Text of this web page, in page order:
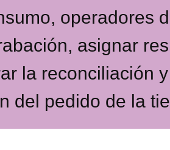
operadores
asignar
la reconciliación
del pedido de la